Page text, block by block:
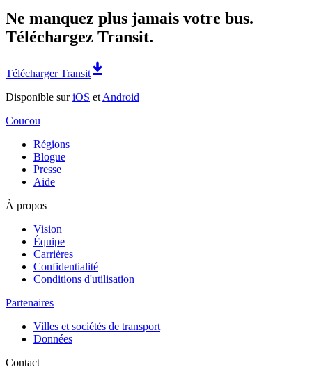
Ne manquez plus jamais votre bus.
Téléchargez Transit.
Télécharger Transit
Disponible suriOS et Android
Coucou
Régions
Blogue
Presse
Aide
À propos
Vision
Équipe
Carrières
Confidentialité
Conditions d'utilisation
Partenaires
Villes et sociétés de transport
Données
Contact